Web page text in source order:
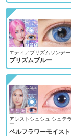
エティアプリズムワンデー
プリズムブルー
アシストシュシュ シュテ
ー
ベルフラワーモイスト